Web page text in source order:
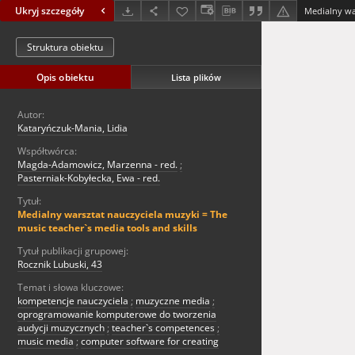
Ukryj szczegóły
Struktura obiektu
Opis obiektu Lista plików
Autor:
Kataryńczuk-Mania, Lidia
Współtwórca:
Magda-Adamowicz, Marzenna - red. ;
Pasterniak-Kobyłecka, Ewa - red.
Tytuł:
Medialny warsztat nauczyciela muzyki = The
music teacher`s media tools and skills
Tytuł publikacji grupowej:
Rocznik Lubuski, 43
Temat i słowa kluczowe:
kompetencje nauczyciela ; muzyczne media ;
oprogramowanie komputerowe do tworzenia
audycji muzycznych ; teacher`s competences ;
music media ; computer software for creating